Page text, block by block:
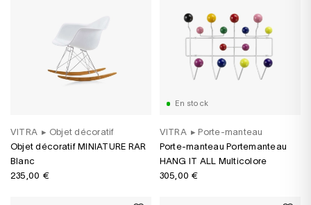
VITRA ▸ Objet décoratif
Objet décoratif MINIATURE RAR
Blanc
235,00 €
En stock
VITRA ▸ Porte-manteau
Porte-manteau Portemanteau
HANG IT ALL Multicolore
305,00 €